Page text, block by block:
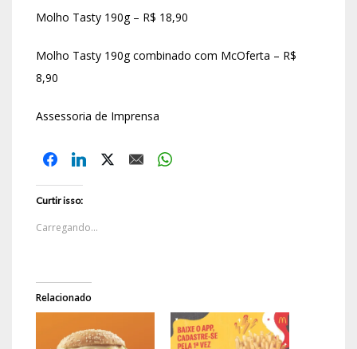
Molho Tasty 190g – R$ 18,90
Molho Tasty 190g combinado com McOferta – R$
8,90
Assessoria de Imprensa
Curtir isso:
Carregando...
Relacionado